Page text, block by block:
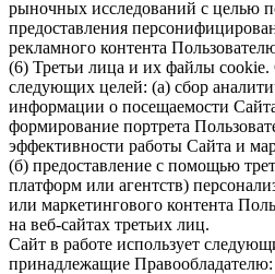
рыночных исследований с целью
предоставления
рекламного контента
(6) Третьи лица и их файлы
следующих целей: (а) сбор
информации о посещаемости
формирование портрета
эффективности работы Сайта и
(б) предоставление с помощью
платформ или агентств)
или маркетингового контента
на веб-сайтах третьих лиц.
Сайт в работе использует
принадлежащие Правообладателю: